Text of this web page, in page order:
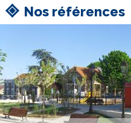
Nos références